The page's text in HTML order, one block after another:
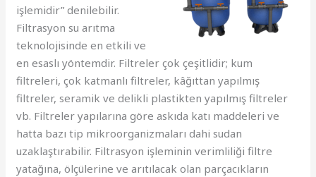
işlemidir” denilebilir.
Filtrasyon su arıtma
teknolojisinde en etkili ve
en esaslı yöntemdir. Filtreler çok çeşitlidir; kum
filtreleri, çok katmanlı filtreler, kâğıttan yapılmış
filtreler, seramik ve delikli plastikten yapılmış filtreler
vb. Filtreler yapılarına göre askıda katı maddeleri ve
hatta bazı tip mikroorganizmaları dahi sudan
uzaklaştırabilir. Filtrasyon işleminin verimliliği filtre
yatağına, ölçülerine ve arıtılacak olan parçacıkların